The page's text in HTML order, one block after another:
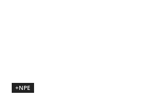
+NPE